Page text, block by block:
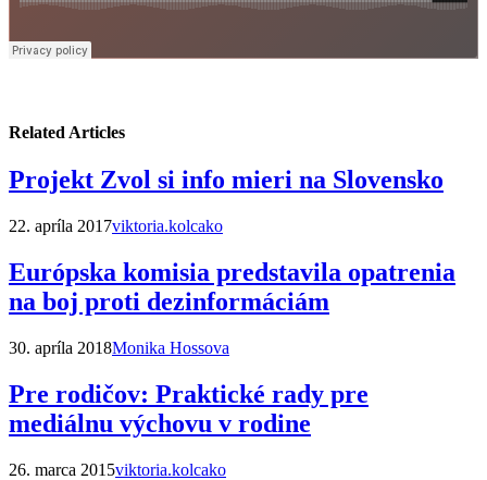
Related Articles
Projekt Zvol si info mieri na Slovensko
22. apríla 2017viktoria.kolcako
Európska komisia predstavila opatrenia
na boj proti dezinformáciám
30. apríla 2018Monika Hossova
Pre rodičov: Praktické rady pre
mediálnu výchovu v rodine
26. marca 2015viktoria.kolcako